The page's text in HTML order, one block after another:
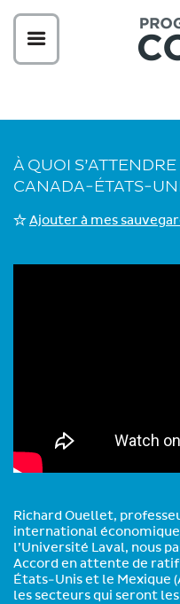
À QUOI
CANADA-ÉTATS-
Ajouter à mes
Richard Ouellet,
international
l’Université Laval, nous
Accord en attente de
États-Unis et le Mexique
les secteurs qui seront